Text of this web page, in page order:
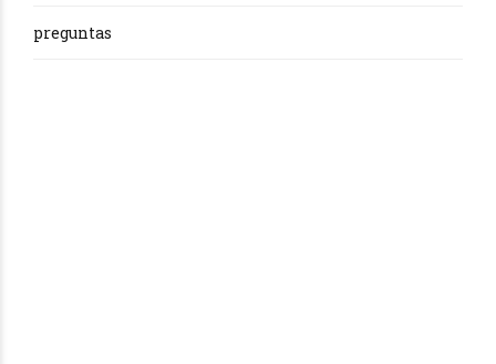
preguntas